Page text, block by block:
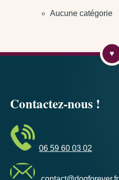
Aucune catégorie
Contactez-nous !
06 59 60 03 02